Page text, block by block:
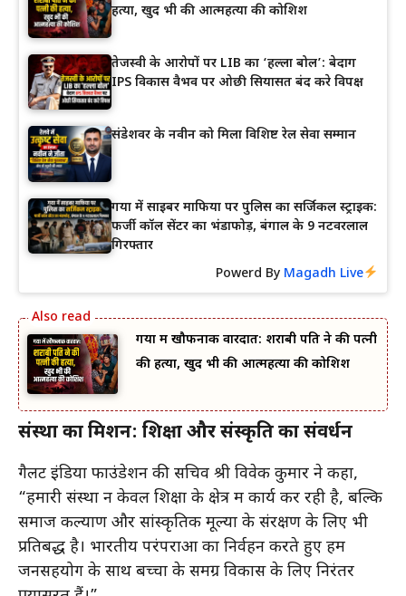
हत्या, खुद भी की आत्महत्या की कोशिश
तेजस्वी के आरोपों पर LIB का ‘हल्ला बोल’: बेदाग
IPS विकास वैभव पर ओछी सियासत बंद करे विपक्ष
संडेशवर के नवीन को मिला विशिष्ट रेल सेवा सम्मान
गया में साइबर माफिया पर पुलिस का सर्जिकल स्ट्राइक:
फर्जी कॉल सेंटर का भंडाफोड़, बंगाल के 9 नटवरलाल
गिरफ्तार
Powerd By Magadh Live
गया में खौफनाक वारदात: शराबी पति ने की पत्नी
की हत्या, खुद भी की आत्महत्या की कोशिश
संस्था का मिशन: शिक्षा और संस्कृति का संवर्धन
गैलेंट इंडिया फाउंडेशन की सचिव श्री विवेक कुमार ने कहा,
“हमारी संस्था न केवल शिक्षा के क्षेत्र में कार्य कर रही है, बल्कि
समाज कल्याण और सांस्कृतिक मूल्यों के संरक्षण के लिए भी
प्रतिबद्ध है। भारतीय परंपराओं का निर्वहन करते हुए हम
जनसहयोग के साथ बच्चों के समग्र विकास के लिए निरंतर